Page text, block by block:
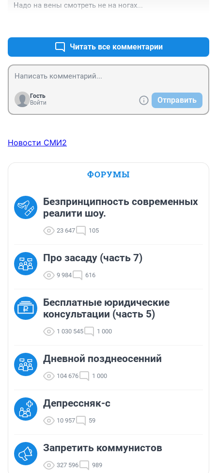
Надо на вены смотреть не на ногах...
Читать все комментарии
Гость
Войти
Отправить
Новости СМИ2
ФОРУМЫ
Безпринципность современных
реалити шоу.
23 647 105
Про засаду (часть 7)
9 984 616
Бесплатные юридические
консультации (часть 5)
1 030 545 1 000
Дневной позднеосенний
104 676 1 000
Депрессняк-с
10 957 59
Запретить коммунистов
327 596 989